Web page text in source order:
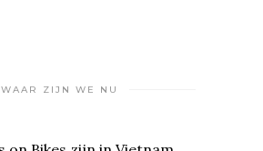
WAAR ZIJN WE NU